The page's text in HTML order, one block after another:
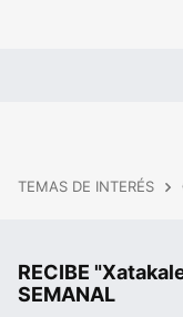
TEMAS DE INTERÉS
RECIBE
SEMANAL